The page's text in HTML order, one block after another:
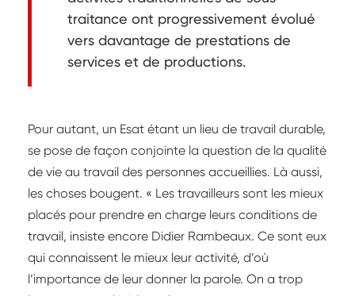
traitance ont progressivement évolué
vers davantage de prestations de
services et de productions.
Pour autant, un Esat étant un lieu de travail durable,
se pose de façon conjointe la question de la qualité
de vie au travail des personnes accueillies. Là aussi,
les choses bougent. « Les travailleurs sont les mieux
placés pour prendre en charge leurs conditions de
travail, insiste encore Didier Rambeaux. Ce sont eux
qui connaissent le mieux leur activité, d’où
l’importance de leur donner la parole. On a trop